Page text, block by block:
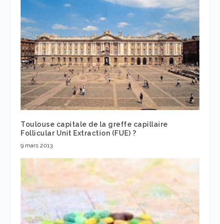
Toulouse capitale de la greffe capillaire
Follicular Unit Extraction (FUE) ?
9 mars 2013